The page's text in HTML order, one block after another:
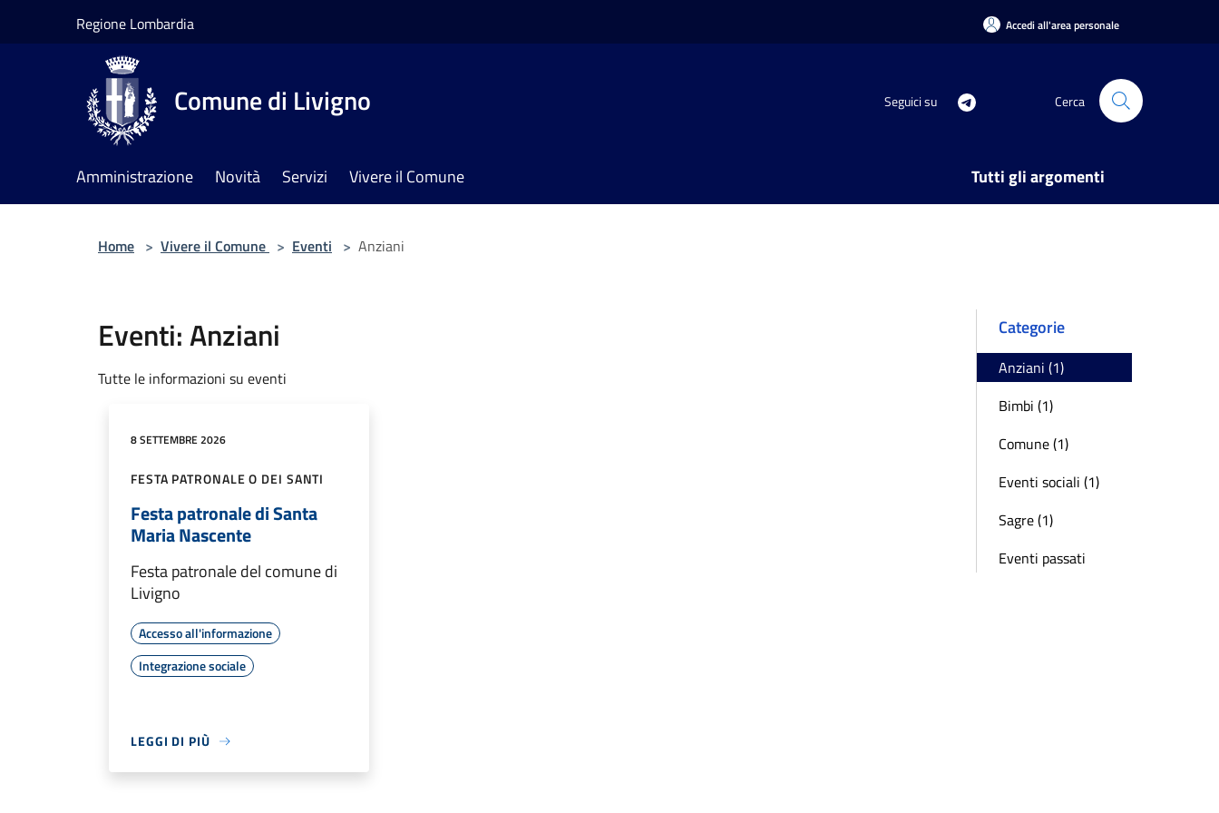
Regione Lombardia Accedi all'area personale
Comune di Livigno Seguici su Cerca
Amministrazione Novità Servizi Vivere il Comune Tutti gli argomenti
Home > Vivere il Comune > Eventi > Anziani
Eventi: Anziani
Tutte le informazioni su eventi
8 SETTEMBRE 2026
FESTA PATRONALE O DEI SANTI
Festa patronale di Santa
Maria Nascente
Festa patronale del comune di
Livigno
Accesso all'informazione
Integrazione sociale
LEGGI DI PIÙ
Categorie
Anziani (1)
Bimbi (1)
Comune (1)
Eventi sociali (1)
Sagre (1)
Eventi passati